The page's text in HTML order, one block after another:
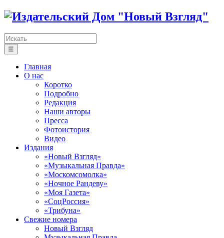
☰
Главная
О нас
Коротко
Подробно
Редакция
Наши авторы
Пресса
Фотоистория
Видео
Издания
«Новый Взгляд»
«Музыкальная Правда»
«Москомсомолка»
«Ночное Рандеву»
«Моя Газета»
«СоцРоссия»
«Трибуна»
Свежие номера
Новый Взгляд